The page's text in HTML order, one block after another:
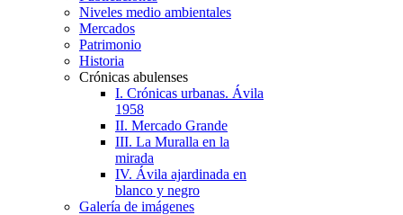
Niveles medio ambientales
Mercados
Patrimonio
Historia
Crónicas abulenses
I. Crónicas urbanas. Ávila
1958
II. Mercado Grande
III. La Muralla en la
mirada
IV. Ávila ajardinada en
blanco y negro
Galería de imágenes